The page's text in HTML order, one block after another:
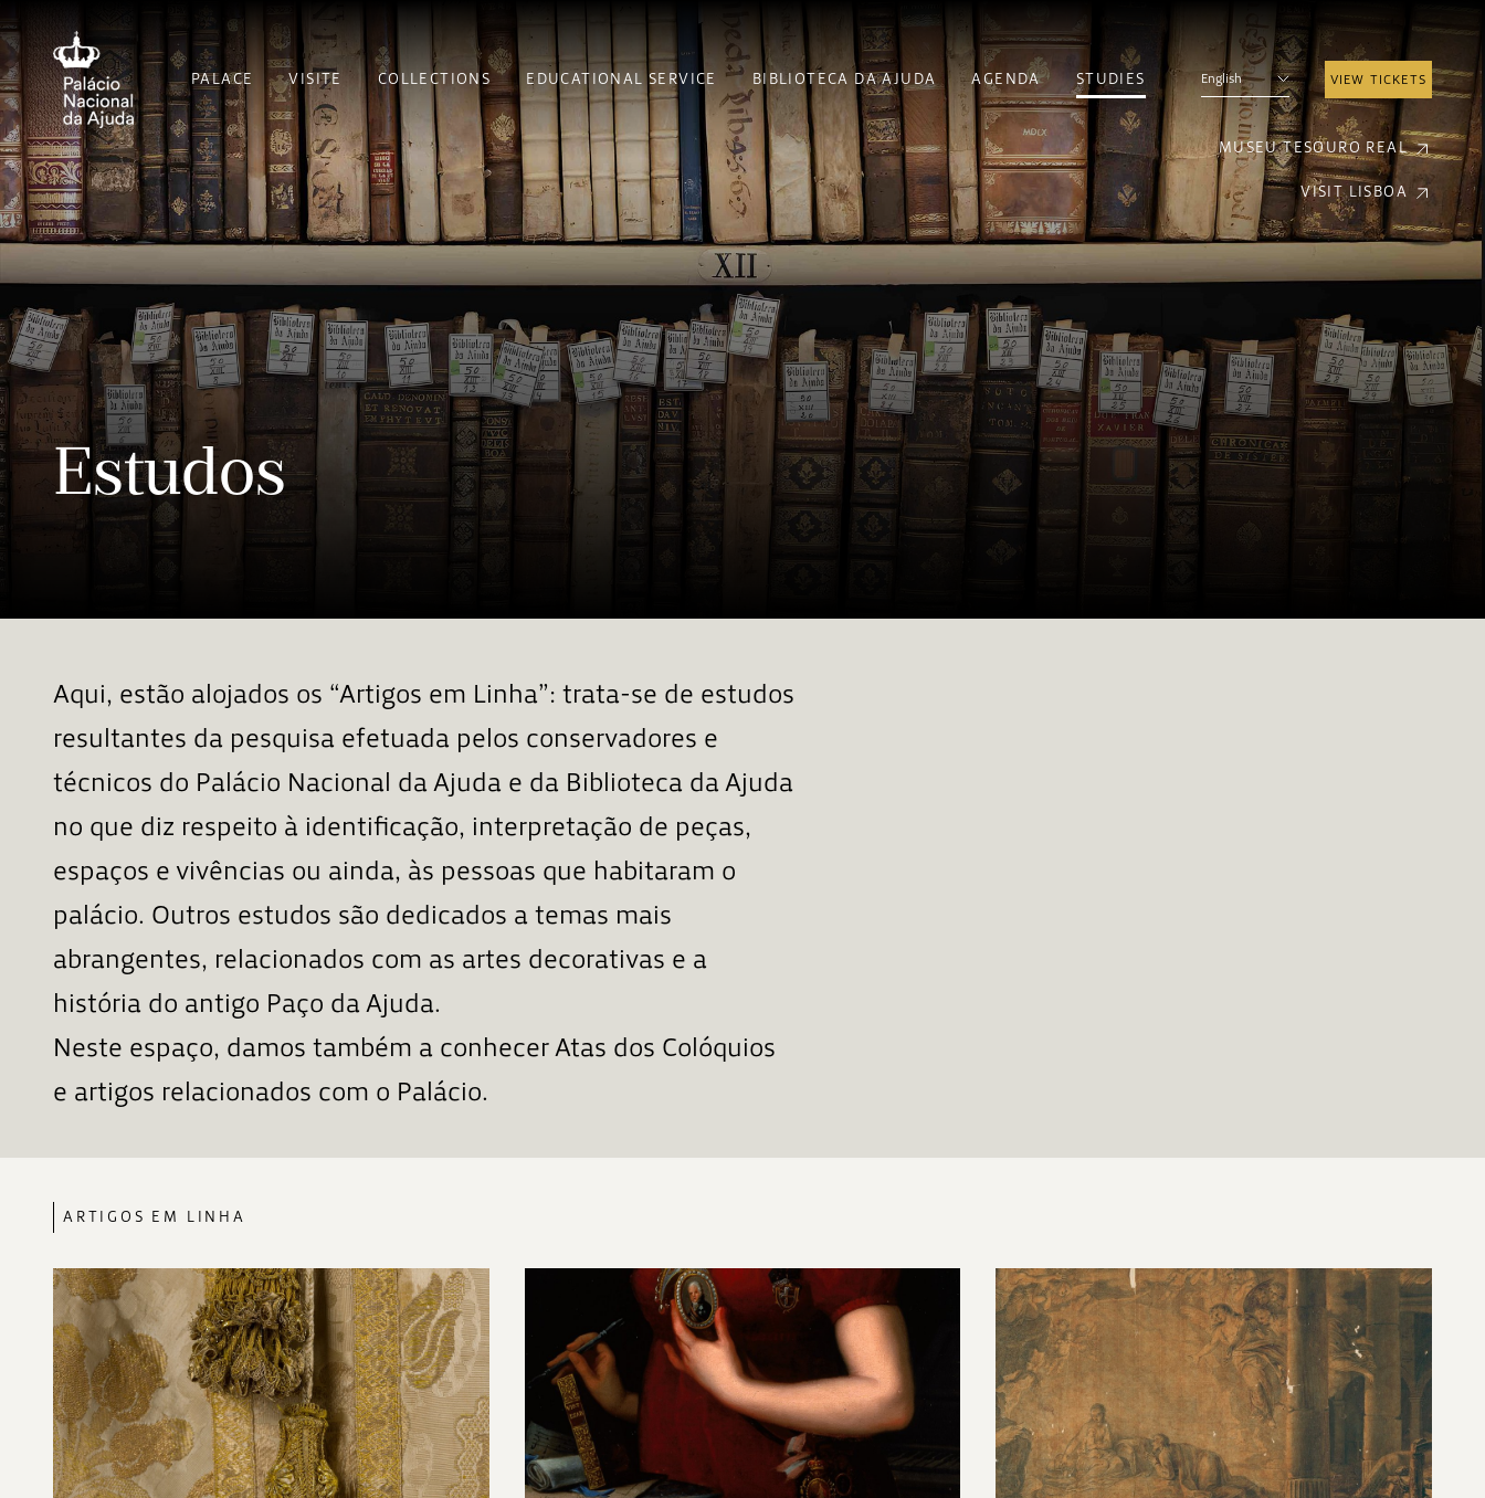
PALACE VISITE COLLECTIONS EDUCATIONAL SERVICE BIBLIOTECA DA AJUDA AGENDA STUDIES English VIEW TICKETS
MUSEU TESOURO REAL
VISIT LISBOA
Estudos
Aqui, estão alojados os “Artigos em Linha”: trata-se de estudos
resultantes da pesquisa efetuada pelos conservadores e
técnicos do Palácio Nacional da Ajuda e da Biblioteca da Ajuda
no que diz respeito à identificação, interpretação de peças,
espaços e vivências ou ainda, às pessoas que habitaram o
palácio. Outros estudos são dedicados a temas mais
abrangentes, relacionados com as artes decorativas e a
história do antigo Paço da Ajuda.
Neste espaço, damos também a conhecer Atas dos Colóquios
e artigos relacionados com o Palácio.
ARTIGOS EM LINHA